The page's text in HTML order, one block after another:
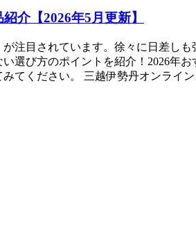
介【2026年5月更新】
注目されています。徐々に日差し
選び方のポイントを紹介！2026年
てください。 三越伊勢丹オンライ